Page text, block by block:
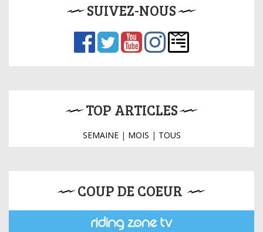
SUIVEZ-NOUS
TOP ARTICLES
SEMAINE| MOIS | TOUS
COUP DE COEUR